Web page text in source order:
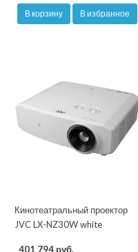
В корзину В избранное
Кинотеатральный проектор
JVC LX-NZ30W white
401 794 руб.